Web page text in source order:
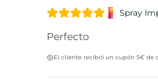
Spray
Perfecto
El cliente recibió un cupón 5€ de